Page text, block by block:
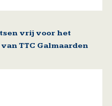
vrij voor het
TTC Galmaarden